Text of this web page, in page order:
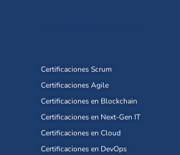
Certificaciones Scrum
Certificaciones Agile
Certificaciones en Blockchain
Certificaciones en Next-Gen IT
Certificaciones en Cloud
Certificaciones en DevOps